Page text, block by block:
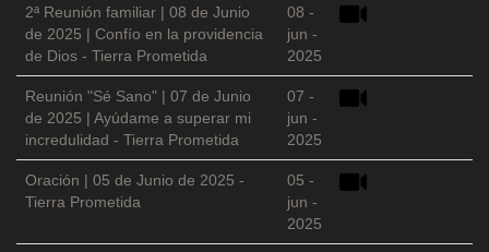
2ª Reunión familiar | 08 de Junio
de 2025 | Confío en la providencia
de Dios - Tierra Prometida
08 -
jun -
2025
Reunión "Sé Sano" | 07 de Junio
de 2025 | Ayúdame a superar mi
incredulidad - Tierra Prometida
07 -
jun -
2025
Oración | 05 de Junio de 2025 -
Tierra Prometida
05 -
jun -
2025